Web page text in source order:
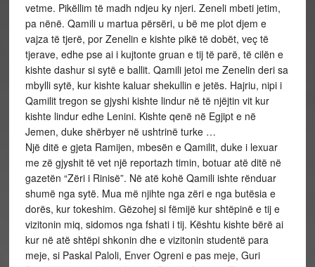
vetme. Pikëllim të madh ndjeu ky njeri. Zeneli mbeti jetim,
pa nënë. Qamili u martua përsëri, u bë me plot djem e
vajza të tjerë, por Zenelin e kishte pikë të dobët, veç të
tjerave, edhe pse ai i kujtonte gruan e tij të parë, të cilën e
kishte dashur si sytë e ballit. Qamili jetoi me Zenelin deri sa
mbylli sytë, kur kishte kaluar shekullin e jetës. Hajriu, nipi i
Qamilit tregon se gjyshi kishte lindur në të njëjtin vit kur
kishte lindur edhe Lenini. Kishte qenë në Egjipt e në
Jemen, duke shërbyer në ushtrinë turke …
Një ditë e gjeta Ramijen, mbesën e Qamilit, duke i lexuar
me zë gjyshit të vet një reportazh timin, botuar atë ditë në
gazetën “Zëri i Rinisë”. Në atë kohë Qamili ishte rënduar
shumë nga sytë. Mua më njihte nga zëri e nga butësia e
dorës, kur tokeshim. Gëzohej si fëmijë kur shtëpinë e tij e
vizitonin miq, sidomos nga fshati i tij. Kështu kishte bërë ai
kur në atë shtëpi shkonin dhe e vizitonin studentë para
meje, si Paskal Paloli, Enver Ogreni e pas meje, Guri